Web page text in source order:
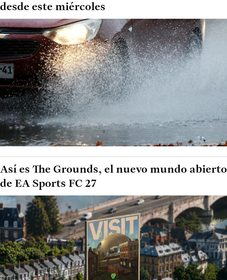
desde este miércoles
Así es The Grounds, el nuevo mundo abierto
de EA Sports FC 27